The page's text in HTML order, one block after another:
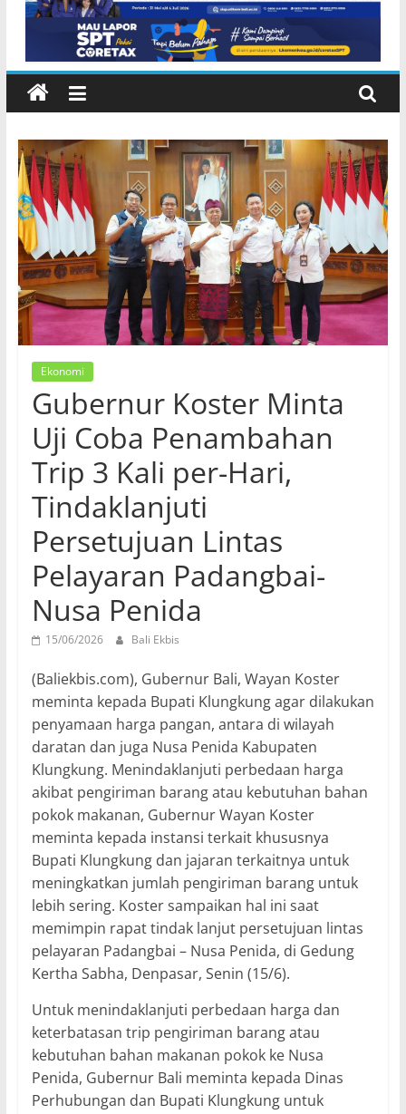
NTB di Pelabuhan Padangbai
Karangasem
Ekonomi
Gubernur Koster Minta
Uji Coba Penambahan
Trip 3 Kali per-Hari,
Tindaklanjuti
Persetujuan Lintas
Pelayaran Padangbai-
Nusa Penida
15/06/2026 Bali Ekbis
(Baliekbis.com), Gubernur Bali, Wayan Koster
meminta kepada Bupati Klungkung agar dilakukan
penyamaan harga pangan, antara di wilayah
daratan dan juga Nusa Penida Kabupaten
Klungkung. Menindaklanjuti perbedaan harga
akibat pengiriman barang atau kebutuhan bahan
pokok makanan, Gubernur Wayan Koster
meminta kepada instansi terkait khususnya
Bupati Klungkung dan jajaran terkaitnya untuk
meningkatkan jumlah pengiriman barang untuk
lebih sering. Koster sampaikan hal ini saat
memimpin rapat tindak lanjut persetujuan lintas
pelayaran Padangbai – Nusa Penida, di Gedung
Kertha Sabha, Denpasar, Senin (15/6).
Untuk menindaklanjuti perbedaan harga dan
keterbatasan trip pengiriman barang atau
kebutuhan bahan makanan pokok ke Nusa
Penida, Gubernur Bali meminta kepada Dinas
Perhubungan dan Bupati Klungkung untuk